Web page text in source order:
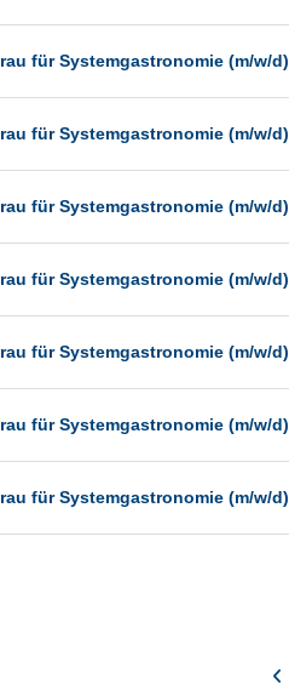
für Systemgastronomie (m/w/d)
für Systemgastronomie (m/w/d)
für Systemgastronomie (m/w/d)
für Systemgastronomie (m/w/d)
für Systemgastronomie (m/w/d)
für Systemgastronomie (m/w/d)
für Systemgastronomie (m/w/d)